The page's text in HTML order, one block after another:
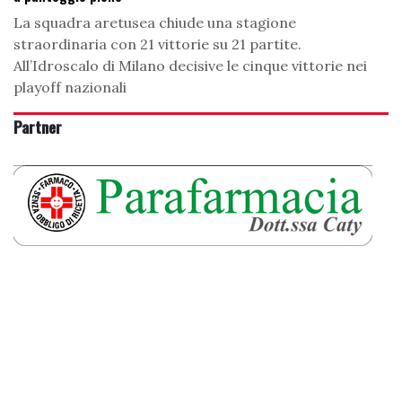
La squadra aretusea chiude una stagione
straordinaria con 21 vittorie su 21 partite.
All’Idroscalo di Milano decisive le cinque vittorie nei
playoff nazionali
Partner